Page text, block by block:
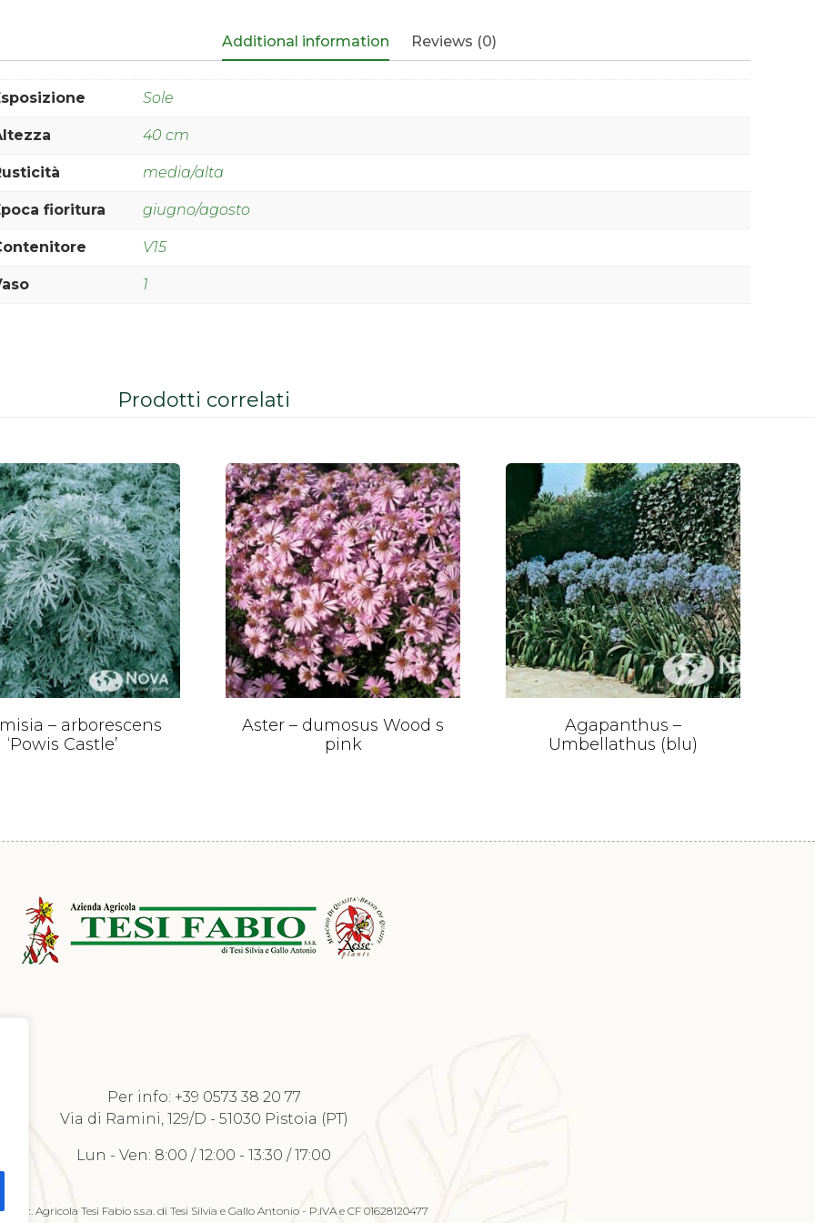
Additional information Reviews (0)
Sole
40 cm
media/alta
fioritura giugno/agosto
V15
1
Prodotti correlati
– arborescens
‘Powis Castle’
Aster – dumosus Wood s
pink
Agapanthus –
Umbellathus (blu)
Richiedi Listino
Per info: +39 0573 38 20 77
Via di Ramini, 129/D - 51030 Pistoia (PT)
Lun - Ven: 8:00 / 12:00 - 13:30 / 17:00
Az. Agricola Tesi Fabio s.s.a. di Tesi Silvia e Gallo Antonio - P.IVA e CF 01628120477